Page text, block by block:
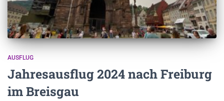
AUSFLUG
Jahresausflug 2024 nach Freiburg
im Breisgau